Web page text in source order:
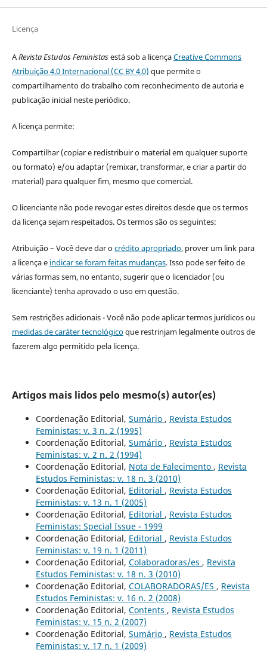
Licença
ARevista Estudos Feministasestá sob a licençaCreative Commons
Atribuição 4.0 Internacional (CC BY 4.0) que permite o
compartilhamento do trabalho com reconhecimento de autoria e
publicação inicial neste periódico.
A licença permite:
Compartilhar (copiar e redistribuir o material em qualquer suporte
ou formato) e/ou adaptar (remixar, transformar, e criar a partir do
material) para qualquer fim, mesmo que comercial.
O licenciante não pode revogar estes direitos desde que os termos
da licença sejam respeitados. Os termos são os seguintes:
Atribuição – Você deve dar ocrédito apropriado, prover um link para
a licença e indicar se foram feitas mudanças. Isso pode ser feito de
várias formas sem, no entanto, sugerir que o licenciador (ou
licenciante) tenha aprovado o uso em questão.
Sem restrições adicionais - Você não pode aplicar termos jurídicos ou
medidas de caráter tecnológicoque restrinjam legalmente outros de
fazerem algo permitido pela licença.
Artigos mais lidos pelo mesmo(s) autor(es)
Coordenação Editorial, Sumário , Revista Estudos
Feministas: v. 3 n. 2 (1995)
Coordenação Editorial, Sumário , Revista Estudos
Feministas: v. 2 n. 2 (1994)
Coordenação Editorial, Nota de Falecimento , Revista
Estudos Feministas: v. 18 n. 3 (2010)
Coordenação Editorial, Editorial , Revista Estudos
Feministas: v. 13 n. 1 (2005)
Coordenação Editorial, Editorial , Revista Estudos
Feministas: Special Issue - 1999
Coordenação Editorial, Editorial , Revista Estudos
Feministas: v. 19 n. 1 (2011)
Coordenação Editorial, Colaboradoras/es , Revista
Estudos Feministas: v. 18 n. 3 (2010)
Coordenação Editorial, COLABORADORAS/ES , Revista
Estudos Feministas: v. 16 n. 2 (2008)
Coordenação Editorial, Contents , Revista Estudos
Feministas: v. 15 n. 2 (2007)
Coordenação Editorial, Sumário , Revista Estudos
Feministas: v. 17 n. 1 (2009)